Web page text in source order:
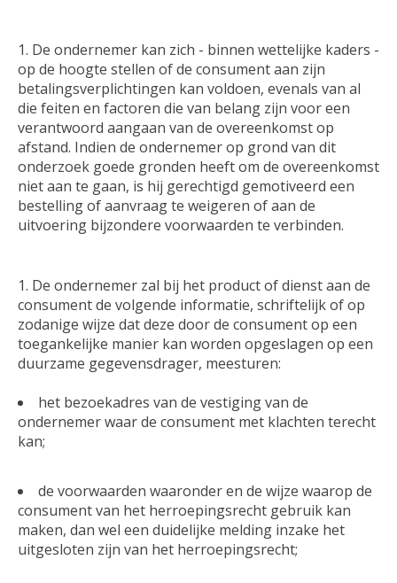
De ondernemer kan zich - binnen wettelijke kaders -
op de hoogte stellen of de consument aan zijn
betalingsverplichtingen kan voldoen, evenals van al
die feiten en factoren die van belang zijn voor een
verantwoord aangaan van de overeenkomst op
afstand. Indien de ondernemer op grond van dit
onderzoek goede gronden heeft om de overeenkomst
niet aan te gaan, is hij gerechtigd gemotiveerd een
bestelling of aanvraag te weigeren of aan de
uitvoering bijzondere voorwaarden te verbinden.
De ondernemer zal bij het product of dienst aan de
consument de volgende informatie, schriftelijk of op
zodanige wijze dat deze door de consument op een
toegankelijke manier kan worden opgeslagen op een
duurzame gegevensdrager, meesturen:
het bezoekadres van de vestiging van de
ondernemer waar de consument met klachten terecht
kan;
de voorwaarden waaronder en de wijze waarop de
consument van het herroepingsrecht gebruik kan
maken, dan wel een duidelijke melding inzake het
uitgesloten zijn van het herroepingsrecht;